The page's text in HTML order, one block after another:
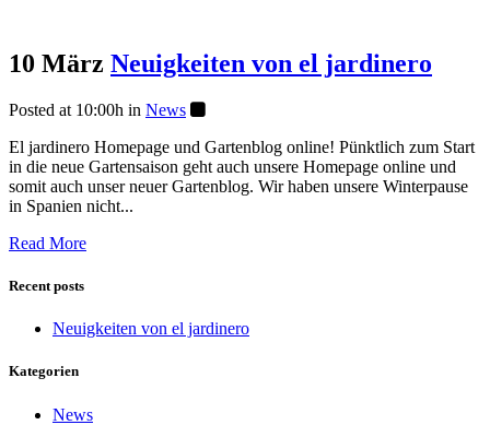
10 März Neuigkeiten von el jardinero
Posted at 10:00h in News
El jardinero Homepage und Gartenblog online! Pünktlich zum Start
in die neue Gartensaison geht auch unsere Homepage online und
somit auch unser neuer Gartenblog. Wir haben unsere Winterpause
in Spanien nicht...
Read More
Recent posts
Neuigkeiten von el jardinero
Kategorien
News